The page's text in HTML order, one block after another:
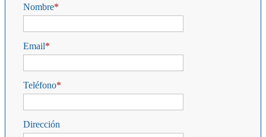
Nombre
Email
Teléfono
Dirección